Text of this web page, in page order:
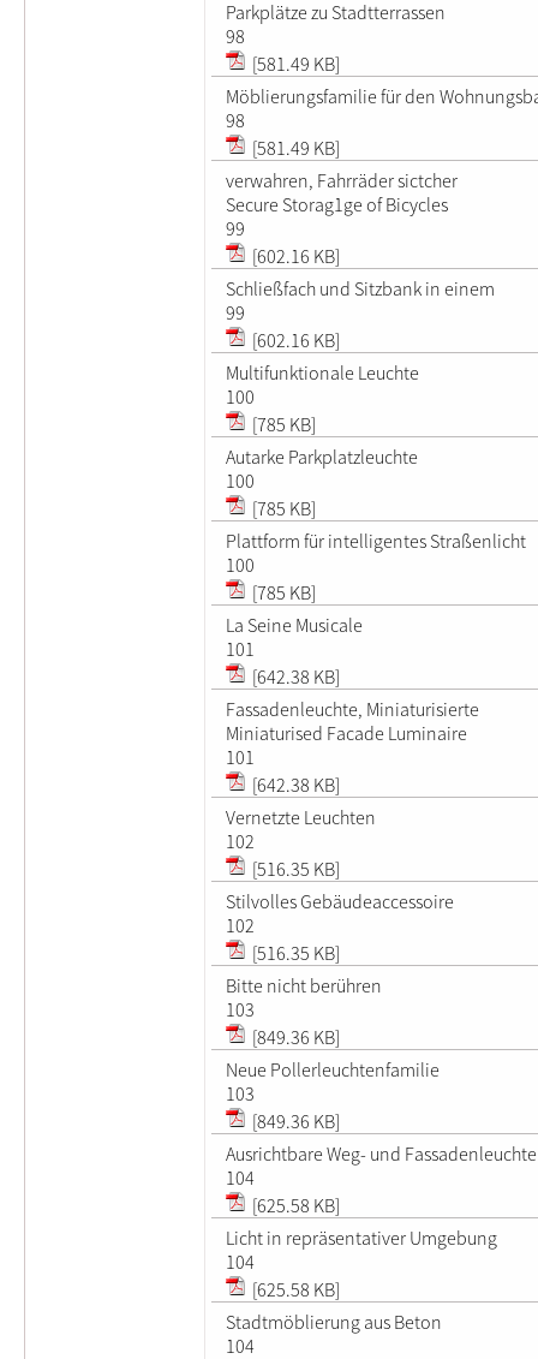
Parkplätze zu Stadtterrassen
98
[581.49 KB]
Möblierungsfamilie für den
98
[581.49 KB]
verwahren, Fahrräder sictcher
Secure Storag1ge of Bicycles
99
[602.16 KB]
Schließfach und Sitzbank in einem
99
[602.16 KB]
Multifunktionale Leuchte
100
[785 KB]
Autarke Parkplatzleuchte
100
[785 KB]
Plattform für intelligentes Straßenlicht
100
[785 KB]
La Seine Musicale
101
[642.38 KB]
Fassadenleuchte, Miniaturisierte
Miniaturised Facade Luminaire
101
[642.38 KB]
Vernetzte Leuchten
102
[516.35 KB]
Stilvolles Gebäudeaccessoire
102
[516.35 KB]
Bitte nicht berühren
103
[849.36 KB]
Neue Pollerleuchtenfamilie
103
[849.36 KB]
Ausrichtbare Weg- und Fassadenleuchte
104
[625.58 KB]
Licht in repräsentativer Umgebung
104
[625.58 KB]
Stadtmöblierung aus Beton
104